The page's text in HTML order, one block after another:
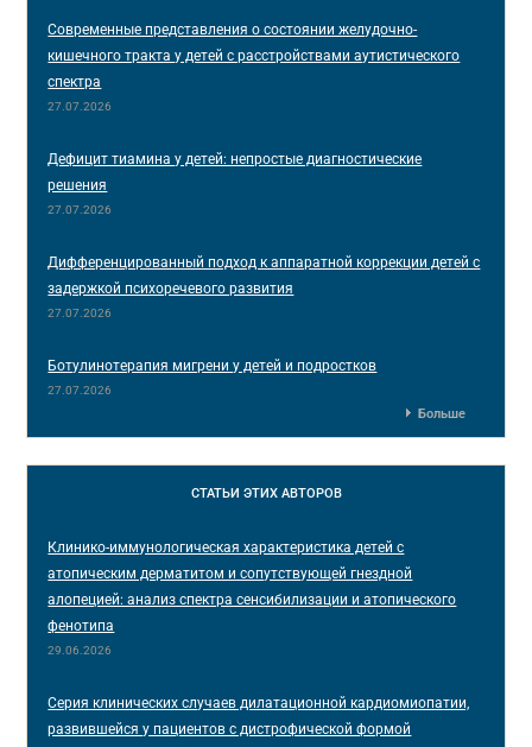
Современные представления о состоянии желудочно-
кишечного тракта у детей с расстройствами аутистического
спектра
27.07.2026
Дефицит тиамина у детей: непростые диагностические
решения
27.07.2026
Дифференцированный подход к аппаратной коррекции детей с
задержкой психоречевого развития
27.07.2026
Ботулинотерапия мигрени у детей и подростков
27.07.2026
Больше
СТАТЬИ ЭТИХ АВТОРОВ
Клинико-иммунологическая характеристика детей с
атопическим дерматитом и сопутствующей гнездной
алопецией: анализ спектра сенсибилизации и атопического
фенотипа
29.06.2026
Серия клинических случаев дилатационной кардиомиопатии,
развившейся у пациентов с дистрофической формой